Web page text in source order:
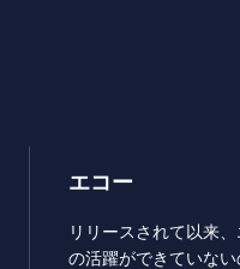
エコー
リリースされて以来
の活躍ができていな